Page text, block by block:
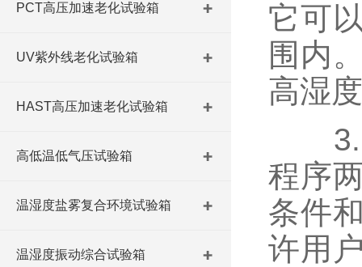
PCT高压加速老化试验箱
UV紫外线老化试验箱
HAST高压加速老化试验箱
高低温低气压试验箱
温湿度盐雾复合环境试验箱
温湿度振动综合试验箱
它可
围内
高湿
3.可
程序
条件
许用